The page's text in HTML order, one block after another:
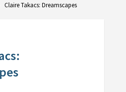
Claire Takacs: Dreamscapes